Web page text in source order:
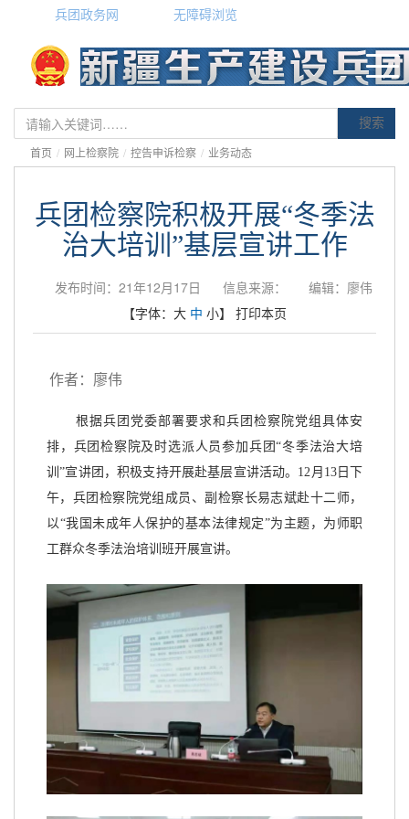
兵团政务网 无障碍浏览
搜索
首页 / 网上检察院 / 控告申诉检察 / 业务动态
兵团检察院积极开展“冬季法
治大培训”基层宣讲工作
发布时间：21年12月17日 信息来源：
编辑：廖伟
【字体： 大 中 小】 打印本页
作者：廖伟
根据兵团党委部署要求和兵团检察院党组具体安
排，兵团检察院及时选派人员参加兵团“冬季法治大培
训”宣讲团，积极支持开展赴基层宣讲活动。12月13日下
午，兵团检察院党组成员、副检察长易志斌赴十二师，
以“我国未成年人保护的基本法律规定”为主题，为师职
工群众冬季法治培训班开展宣讲。